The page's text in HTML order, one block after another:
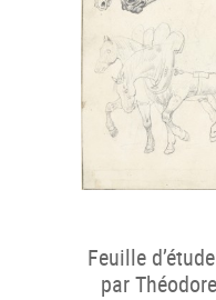
Feuille
par